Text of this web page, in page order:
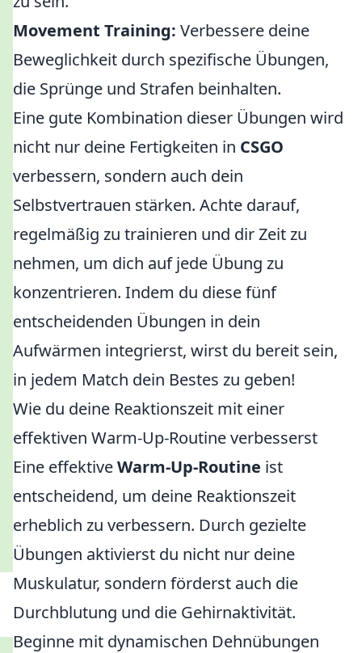
Movement Training: Verbessere deine
Beweglichkeit durch spezifische Übungen,
die Sprünge und Strafen beinhalten.
Eine gute Kombination dieser Übungen wird
nicht nur deine Fertigkeiten in CSGO
verbessern, sondern auch dein
Selbstvertrauen stärken. Achte darauf,
regelmäßig zu trainieren und dir Zeit zu
nehmen, um dich auf jede Übung zu
konzentrieren. Indem du diese fünf
entscheidenden Übungen in dein
Aufwärmen integrierst, wirst du bereit sein,
in jedem Match dein Bestes zu geben!
Wie du deine Reaktionszeit mit einer
effektiven Warm-Up-Routine verbesserst
Eine effektiveWarm-Up-Routine ist
entscheidend, um deine Reaktionszeit
erheblich zu verbessern. Durch gezielte
Übungen aktivierst du nicht nur deine
Muskulatur, sondern förderst auch die
Durchblutung und die Gehirnaktivität.
Beginne mit dynamischen Dehnübungen